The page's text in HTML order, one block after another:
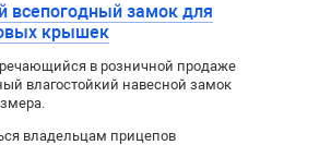
всепогодный замок для
крышек
в розничной продаже
влагостойкий навесной замок
владельцам прицепов